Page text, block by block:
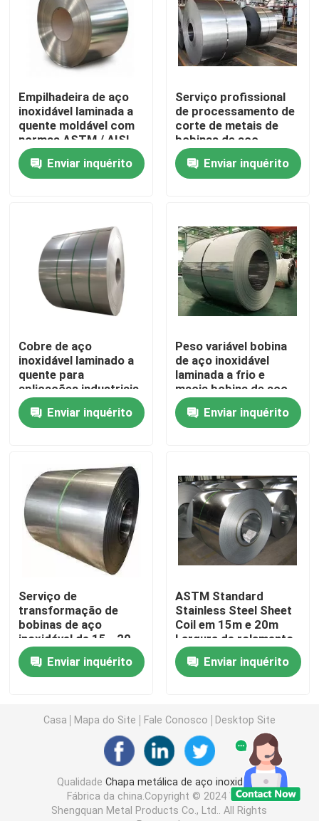
Quem Somos
Contatos
Vídeos
Chapa metálica de aço inoxidável
Tubo metálico de aço inoxidável
Bobina de aço inoxidável da folha
Chapa de aço inoxidável
Bobina 304 de aço inoxidável
Folha 304 de aço inoxidável
Tubo de aço inoxidável 316
Fios de chapa de cobre
Caixa de cabos de aço inoxidável
Empilhadeira de aço
inoxidável laminada a
quente moldável com
normas ASTM / AISI
Enviar inquérito
Serviço profissional
de processamento de
corte de metais de
bobinas de aço
inoxidável laminadas a
quenteEnviar inquérito
Cobre de aço
inoxidável laminado a
quente para
aplicações industriais
Enviar inquérito
Peso variável bobina
de aço inoxidável
laminada a frio e
macia bobina de aço
revestida de cor para
moldagemEnviar inquérito
Serviço de
transformação de
bobinas de aço
inoxidável de 15 - 20
m laminadas a quente
laminadas a frio
Enviar inquérito
ASTM Standard
Stainless Steel Sheet
Coil em 15m e 20m
Largura de rolamento
personalizado
Enviar inquérito
Casa Mapa do Site Fale Conosco Desktop Site
QualidadeChapa metálica de aço inoxidável
Fábrica da china.Copyright © 2024 Wuxi
Shengquan Metal Products Co., Ltd.. All Rights